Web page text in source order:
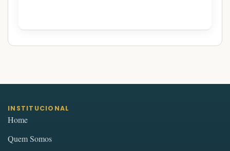
INSTITUCIONAL
Home
Quem Somos